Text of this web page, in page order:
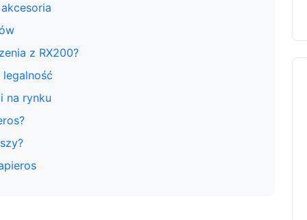
z RX200?
na rynku